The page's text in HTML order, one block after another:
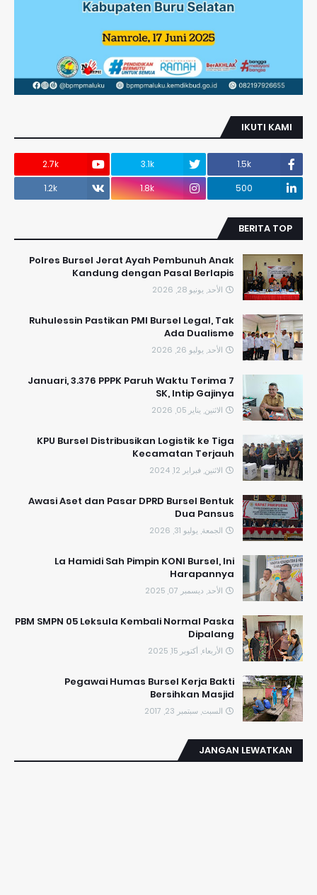
IKUTI KAMI
1.5k
3.1k
2.7k
500
1.8k
1.2k
BERITA TOP
Polres Bursel Jerat Ayah Pembunuh Anak
Kandung dengan Pasal Berlapis
الأحد, يونيو 28, 2026
​Ruhulessin Pastikan PMI Bursel Legal, Tak
Ada Dualisme
الأحد, يوليو 26, 2026
7 Januari, 3.376 PPPK Paruh Waktu Terima
SK, Intip Gajinya
الاثنين, يناير 05, 2026
KPU Bursel Distribusikan Logistik ke Tiga
Kecamatan Terjauh
الاثنين, فبراير 12, 2024
Awasi Aset dan Pasar DPRD Bursel Bentuk
Dua Pansus
الجمعة, يوليو 31, 2026
La Hamidi Sah Pimpin KONI Bursel, Ini
Harapannya
الأحد, ديسمبر 07, 2025
PBM SMPN 05 Leksula Kembali Normal Paska
Dipalang
الأربعاء, أكتوبر 15, 2025
Pegawai Humas Bursel Kerja Bakti
Bersihkan Masjid
السبت, سبتمبر 23, 2017
JANGAN LEWATKAN